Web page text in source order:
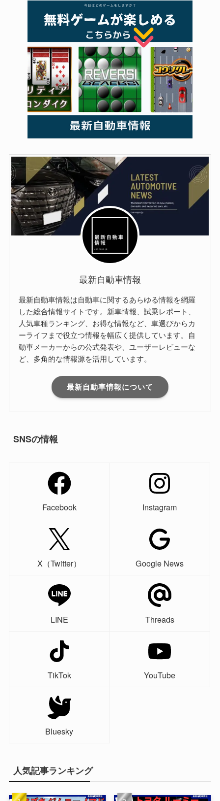
最新自動車情報
最新自動車情報は自動車に関するあらゆる情報を網羅
した総合情報サイトです。新車情報、試乗レポート、
人気車種ランキング、お得な情報など、車選びからカ
ーライフまで役立つ情報を幅広く提供しています。自
動車メーカーからの公式発表や、ユーザーレビューな
ど、多角的な情報源を活用しています。
最新自動車情報について
SNSの情報
Facebook Instagram
X（Twitter） Google News
LINE Threads
TikTok YouTube
Bluesky
人気記事ランキング